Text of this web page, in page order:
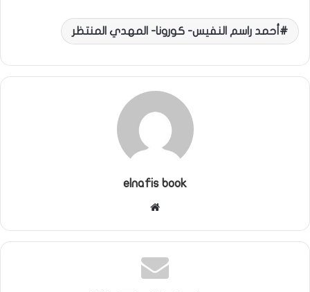
أحمد راسم النفيس- كورونا- المهدي المنتظر
elnafis book